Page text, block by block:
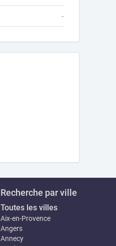
-
Recherche par ville
Toutes les villes
Aix-en-Provence
Angers
Annecy